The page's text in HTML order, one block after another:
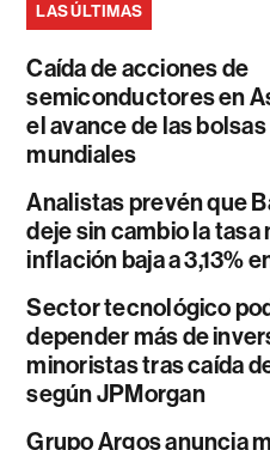
LAS ÚLTIMAS
Caída de acciones de
semiconductores en
el avance de las bolsas
mundiales
Analistas prevén que
deje sin cambio la tasa
inflación baja a 3,13%
Sector tecnológico
depender más de
minoristas tras caída
según JPMorgan
Grupo Argos anuncia